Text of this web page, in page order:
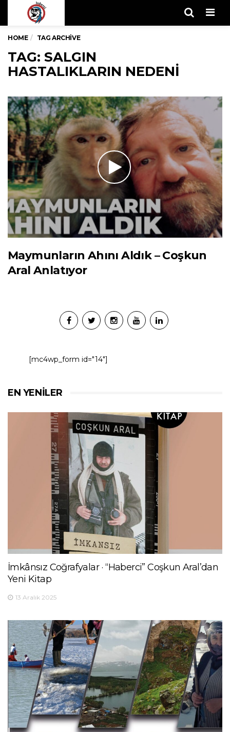
HOME TAG ARCHIVE
TAG: SALGIN
HASTALIKLARIN NEDENI
Maymunların Ahını Aldık – Coşkun
Aral Anlatıyor
[mc4wp_form id="14"]
EN YENILER
İmkânsız Coğrafyalar · “Haberci” Coşkun Aral’dan
Yeni Kitap
13 Aralık 2025